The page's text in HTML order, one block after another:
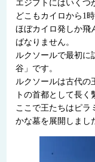
エジプトにはいくつ
どこもカイロから1
ほぼカイロ発しか飛
ばなりません。
ルクソールで最初に
谷」です。
ルクソールは古代の
トの首都として長く
ここで王たちはピラ
かな墓を展開しまし